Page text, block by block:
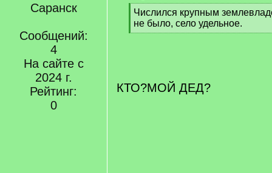
Саранск
Сообщений:
4
На сайте с
2024 г.
Рейтинг:
0
[
q
]
Числился крупным
не было, село удельное.
[
КТО?МОЙ ДЕД?